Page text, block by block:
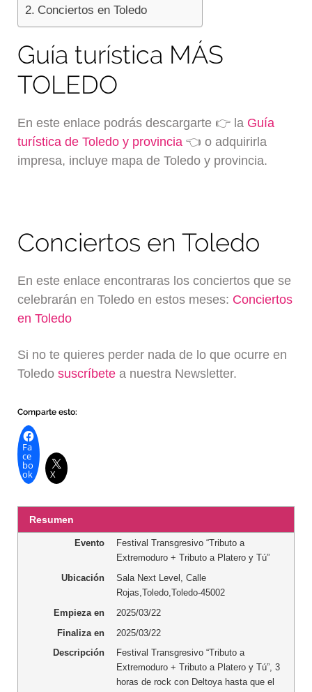
Conciertos en Toledo
Guía turística MÁS
TOLEDO
En este enlace podrás descargarte 👉 la Guía
turística de Toledo y provincia 👈 o adquirirla
impresa, incluye mapa de Toledo y provincia.
Conciertos en Toledo
En este enlace encontraras los conciertos que se
celebrarán en Toledo en estos meses: Conciertos
en Toledo
Si no te quieres perder nada de lo que ocurre en
Toledosuscríbete a nuestra Newsletter.
Comparte esto:
Fa
ce
bo
ok X
Resumen
Evento
Festival Transgresivo “Tributo a
Extremoduro + Tributo a Platero y Tú”
Ubicación
Sala Next Level , Calle
Rojas,Toledo,Toledo-45002
Empieza en
2025/03/22
Finaliza en
2025/03/22
Descripción
Festival Transgresivo “Tributo a
Extremoduro + Tributo a Platero y Tú”, 3
horas de rock con Deltoya hasta que el